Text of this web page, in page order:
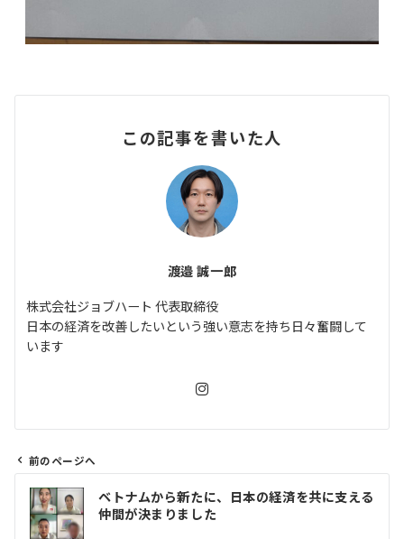
この記事を書いた人
渡邉 誠一郎
株式会社ジョブハート 代表取締役
日本の経済を改善したいという強い意志を持ち日々奮闘して
います
前のページへ
ベトナムから新たに、日本の経済を共に支える
仲間が決まりました